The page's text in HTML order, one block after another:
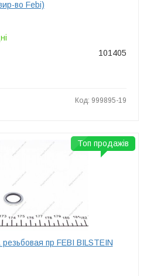
во Febi)
101405
Код: 999895-19
пр FEBI BILSTEIN
Топ продажів